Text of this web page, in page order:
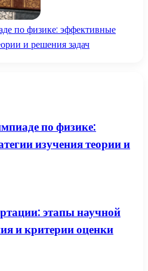
по физике: эффективные
и решения задач
по физике:
изучения теории и
этапы научной
и критерии оценки